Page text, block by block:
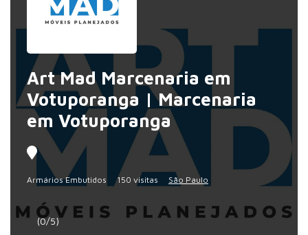
Art Mad Marcenaria em
Votuporanga | Marcenaria
em Votuporanga
Armários Embutidos 150 visitas São Paulo
(0/5)